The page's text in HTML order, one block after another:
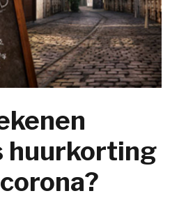
huurkorting